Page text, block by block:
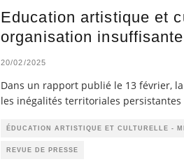
Education artistique et
organisation insuffisante
20/02/2025
Dans un rapport publié le 13 février,
les inégalités territoriales persistantes
ÉDUCATION ARTISTIQUE ET CULTURELLE -
REVUE DE PRESSE